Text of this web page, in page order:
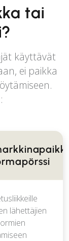
tai
käyttävät
ei paikka
lähettäjien